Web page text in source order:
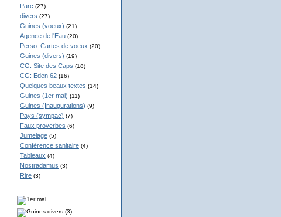
Parc (27)
divers (27)
Guines (voeux) (21)
Agence de l'Eau (20)
Perso: Cartes de voeux (20)
Guines (divers) (19)
CG: Site des Caps (18)
CG: Eden 62 (16)
Quelques beaux textes (14)
Guines (1er mai) (11)
Guines (Inaugurations) (9)
Pays (sympac) (7)
Faux proverbes (6)
Jumelage (5)
Conférence sanitaire (4)
Tableaux (4)
Nostradamus (3)
Rire (3)